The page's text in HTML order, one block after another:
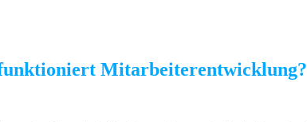
Mitarbeiterentwicklung?